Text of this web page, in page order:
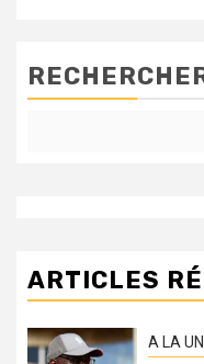
ARTICLES
A LA